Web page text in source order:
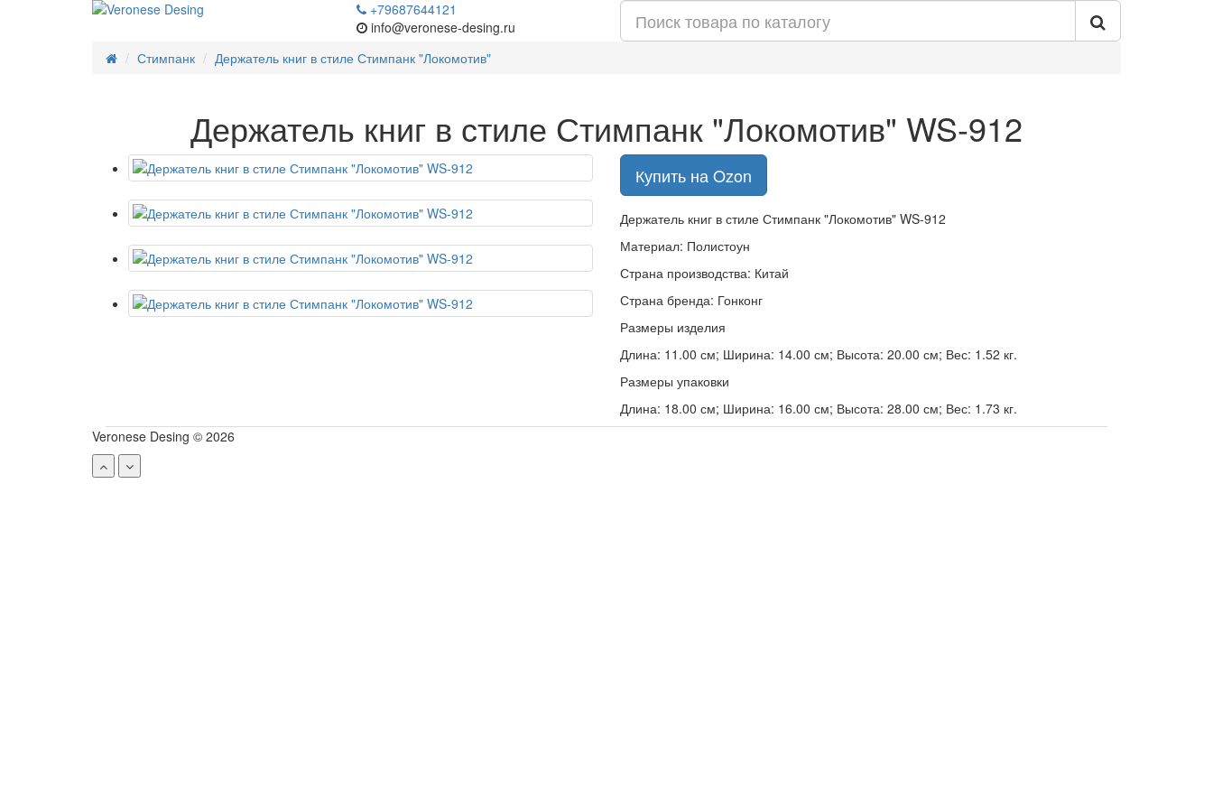
+79687644121
info@veronese-desing.ru
Стимпанк
Держатель книг в стиле Стимпанк "Локомотив"
Держатель книг в стиле Стимпанк "Локомотив" WS-912
Купить на Ozon
Держатель книг в стиле Стимпанк "Локомотив" WS-912
Материал: Полистоун
Страна производства: Китай
Страна бренда: Гонконг
Размеры изделия
Длина: 11.00 см; Ширина: 14.00 см; Высота: 20.00 см; Вес: 1.52 кг.
Размеры упаковки
Длина: 18.00 см; Ширина: 16.00 см; Высота: 28.00 см; Вес: 1.73 кг.
Veronese Desing © 2026